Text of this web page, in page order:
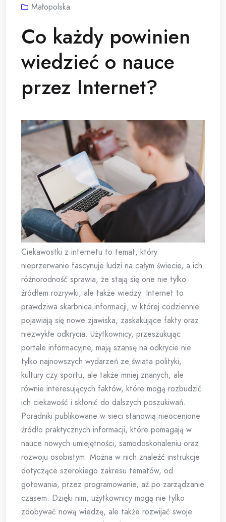
Małopolska
Co każdy powinien
wiedzieć o nauce
przez Internet?
Ciekawostki z internetu to temat, który
nieprzerwanie fascynuje ludzi na całym świecie, a ich
różnorodność sprawia, że stają się one nie tylko
źródłem rozrywki, ale także wiedzy. Internet to
prawdziwa skarbnica informacji, w której codziennie
pojawiają się nowe zjawiska, zaskakujące fakty oraz
niezwykłe odkrycia. Użytkownicy, przeszukując
portale informacyjne, mają szansę na odkrycie nie
tylko najnowszych wydarzeń ze świata polityki,
kultury czy sportu, ale także mniej znanych, ale
równie interesujących faktów, które mogą rozbudzić
ich ciekawość i skłonić do dalszych poszukiwań.
Poradniki publikowane w sieci stanowią nieocenione
źródło praktycznych informacji, które pomagają w
nauce nowych umiejętności, samodoskonaleniu oraz
rozwoju osobistym. Można w nich znaleźć instrukcje
dotyczące szerokiego zakresu tematów, od
gotowania, przez programowanie, aż po zarządzanie
czasem. Dzięki nim, użytkownicy mogą nie tylko
zdobywać nową wiedzę, ale także rozwijać swoje